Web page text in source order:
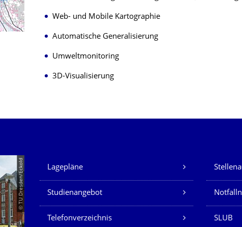
Web- und Mobile Kartographie
Automatische Generalisierung
Umweltmonitoring
3D-Visualisierung
© TU Dresden/Eckold Unsere Dienste
Lagepläne
Studienangebot
Telefonverzeichnis SLUB